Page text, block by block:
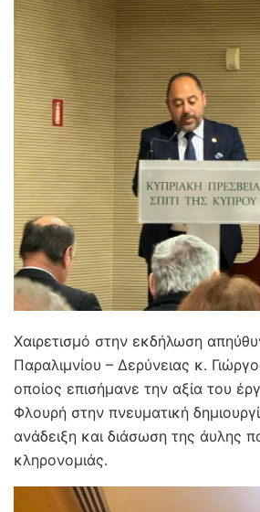
Χαιρετισμό στην εκδήλωση
Παραλιμνίου – Δερύνειας κ.
οποίος επισήμανε την αξία του
Φλουρή στην πνευματική
ανάδειξη και διάσωση της άυλης
κληρονομιάς.